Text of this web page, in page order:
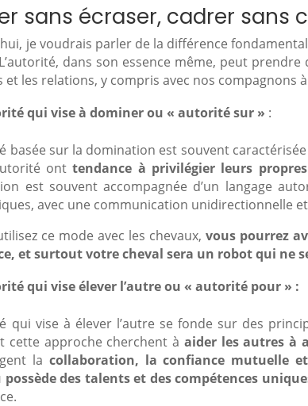
sans écraser, cadrer sans
je voudrais parler de la différence
L’autorité, dans son essence même, peut
et les relations, y compris avec nos compagnons
qui vise à dominer ou « autorité sur » :
basée sur la domination est souvent
onttendance à privilégier leurs
est souvent accompagnée d’un langage
avec une communication unidirectionnelle
ce mode avec les chevaux, vous pourrez
et surtout votre cheval sera un robot qui ne
qui vise élever l’autre ou « autorité pour » :
qui vise à élever l’autre se fonde sur des
cette approche cherchent à aider les autres à
la collaboration, la confiance mutuelle
des talents et des compétences